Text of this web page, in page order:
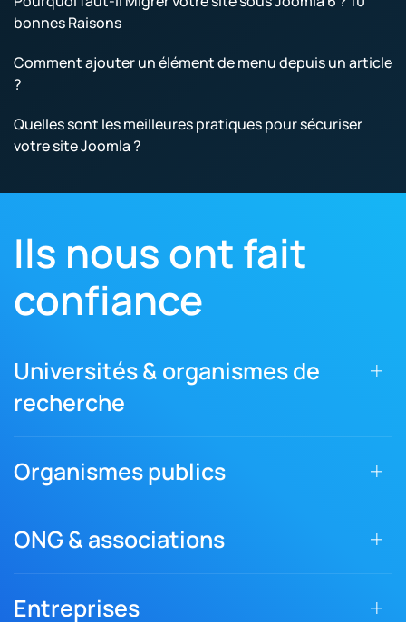
bonnes Raisons
Comment ajouter un élément de menu depuis un article
?
Quelles sont les meilleures pratiques pour sécuriser
votre site Joomla ?
Ils nous ont fait
confiance
Universités & organismes de
recherche
Organismes publics
ONG & associations
Entreprises